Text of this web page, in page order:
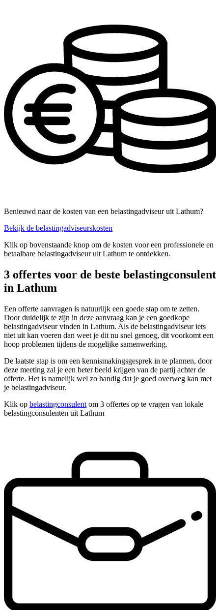
Benieuwd naar de kosten van een belastingadviseur uit Lathum?
Bekijk de belastingadviseurskosten
Klik op bovenstaande knop om de kosten voor een professionele en
betaalbare belastingadviseur uit Lathum te ontdekken.
3 offertes voor de beste belastingconsulent
in Lathum
Een offerte aanvragen is natuurlijk een goede stap om te zetten.
Door duidelijk te zijn in deze aanvraag kan je een goedkope
belastingadviseur vinden in Lathum. Als de belastingadviseur iets
niet uit kan voeren dan weet je dit nu snel genoeg, dit voorkomt een
hoop problemen tijdens de mogelijke samenwerking.
De laatste stap is om een kennismakingsgesprek in te plannen, door
deze meeting zal je een beter beeld krijgen van de partij achter de
offerte. Het is namelijk wel zo handig dat je goed overweg kan met
je belastingadviseur.
Klik op belastingconsulent om 3 offertes op te vragen van lokale
belastingconsulenten uit Lathum